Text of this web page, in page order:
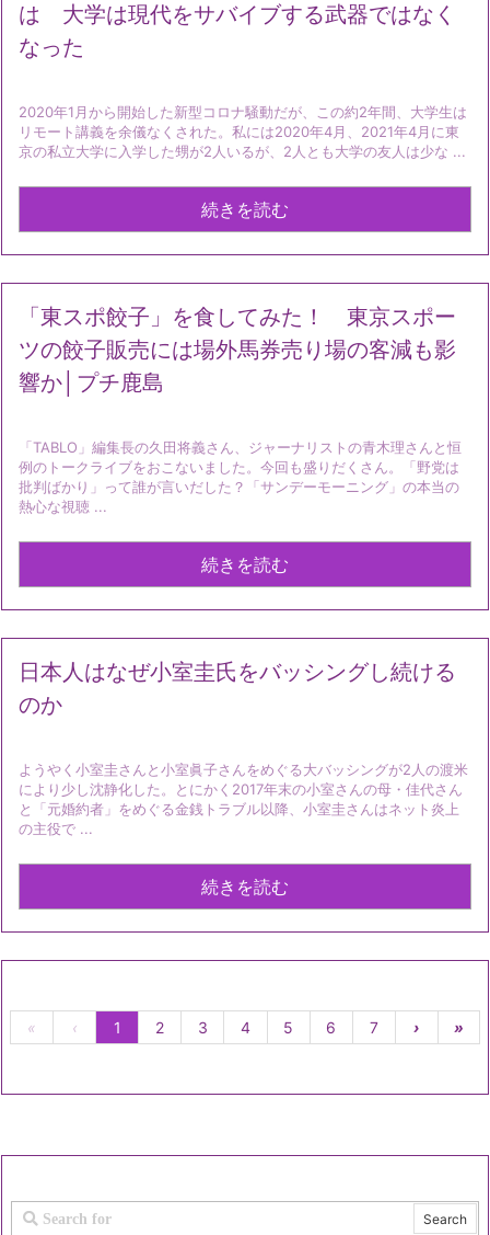
は 大学は現代をサバイブする武器ではなく
なった
2020年1月から開始した新型コロナ騒動だが、この約2年間、大学生は
リモート講義を余儀なくされた。私には2020年4月、2021年4月に東
京の私立大学に入学した甥が2人いるが、2人とも大学の友人は少な ...
続きを読む
「東スポ餃子」を食してみた！ 東京スポー
ツの餃子販売には場外馬券売り場の客減も影
響か│プチ鹿島
「TABLO」編集長の久田将義さん、ジャーナリストの青木理さんと恒
例のトークライブをおこないました。今回も盛りだくさん。「野党は
批判ばかり」って誰が言いだした？「サンデーモーニング」の本当の
熱心な視聴 ...
続きを読む
日本人はなぜ小室圭氏をバッシングし続ける
のか
ようやく小室圭さんと小室眞子さんをめぐる大バッシングが2人の渡米
により少し沈静化した。とにかく2017年末の小室さんの母・佳代さん
と「元婚約者」をめぐる金銭トラブル以降、小室圭さんはネット炎上
の主役で ...
続きを読む
« ‹ 1 2 3 4 5 6 7 › »